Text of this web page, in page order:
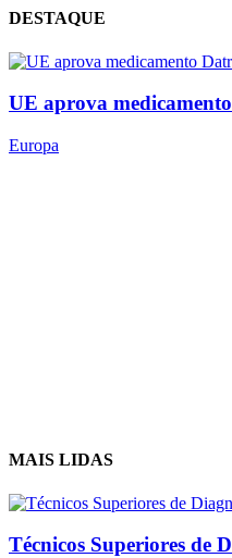
DESTAQUE
UE aprova
Europa
MAIS LIDAS
Técnicos Superiores de